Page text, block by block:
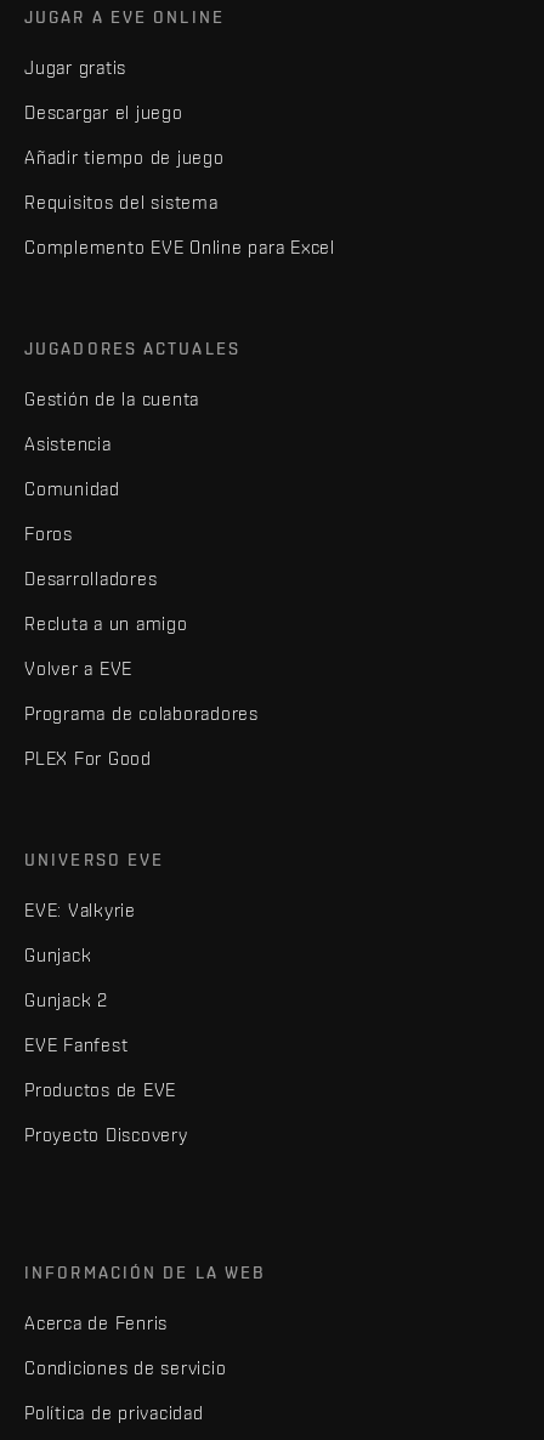
JUGAR A EVE ONLINE
Jugar gratis
Descargar el juego
Añadir tiempo de juego
Requisitos del sistema
Complemento EVE Online para Excel
JUGADORES ACTUALES
Gestión de la cuenta
Asistencia
Comunidad
Foros
Desarrolladores
Recluta a un amigo
Volver a EVE
Programa de colaboradores
PLEX For Good
UNIVERSO EVE
EVE: Valkyrie
Gunjack
Gunjack 2
EVE Fanfest
Productos de EVE
Proyecto Discovery
INFORMACIÓN DE LA WEB
Acerca de Fenris
Condiciones de servicio
Política de privacidad